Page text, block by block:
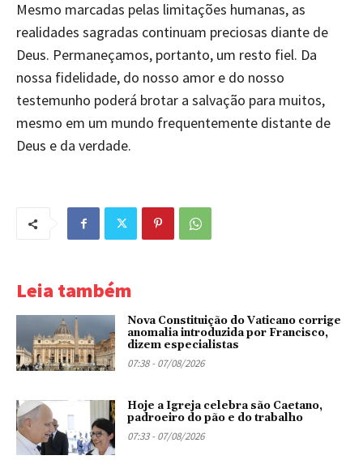
Mesmo marcadas pelas limitações humanas, as
realidades sagradas continuam preciosas diante de
Deus. Permaneçamos, portanto, um resto fiel. Da
nossa fidelidade, do nosso amor e do nosso
testemunho poderá brotar a salvação para muitos,
mesmo em um mundo frequentemente distante de
Deus e da verdade.
Leia também
Nova Constituição do Vaticano corrige
anomalia introduzida por Francisco,
dizem especialistas
07:38 - 07/08/2026
Hoje a Igreja celebra são Caetano,
padroeiro do pão e do trabalho
07:33 - 07/08/2026